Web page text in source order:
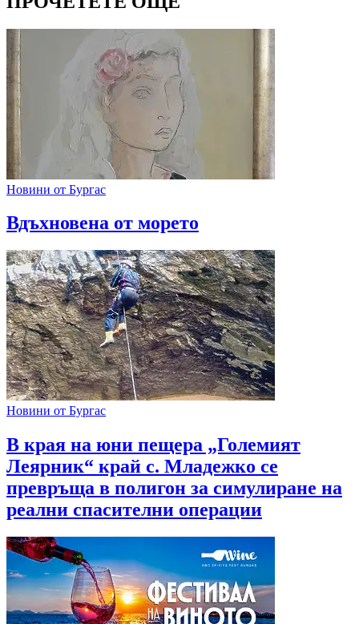
Новини от Бургас
Вдъхновена от морето
Новини от Бургас
В края на юни пещера „Големият
Леярник“ край с. Младежко се
превръща в полигон за симулиране на
реални спасителни операции